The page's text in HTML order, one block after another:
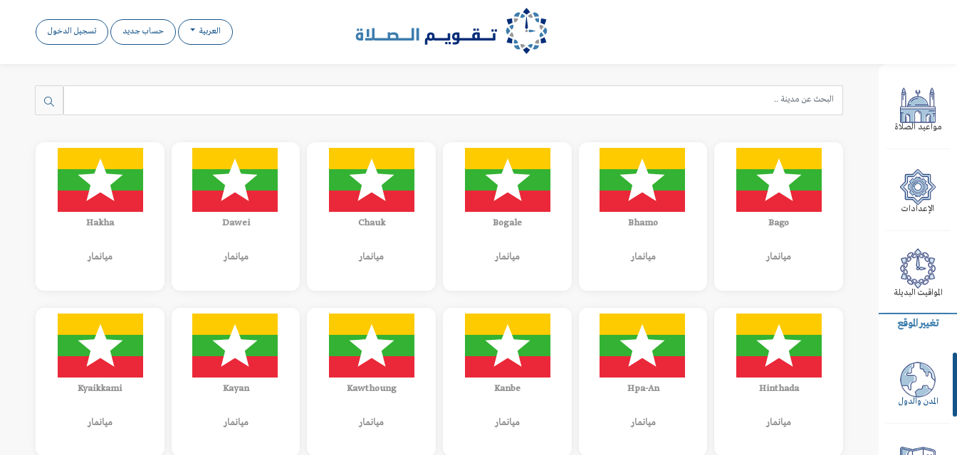
العربية حساب جديد تسجيل الدخول
مواعيد الصلاة
الإعدادات
المواقيت البديلة
تغيير الموقع
المدن والدول
Bago
ميانمار
Bhamo
ميانمار
Bogale
ميانمار
Chauk
ميانمار
Dawei
ميانمار
Hakha
ميانمار
Hinthada
ميانمار
Hpa-An
ميانمار
Kanbe
ميانمار
Kawthoung
ميانمار
Kayan
ميانمار
Kyaikkami
ميانمار